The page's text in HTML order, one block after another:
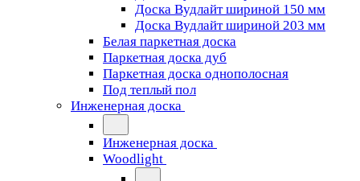
Доска Вудлайт шириной 150 мм
Доска Вудлайт шириной 203 мм
Белая паркетная доска
Паркетная доска дуб
Паркетная доска однополосная
Под теплый пол
Инженерная доска
Инженерная доска
Woodlight